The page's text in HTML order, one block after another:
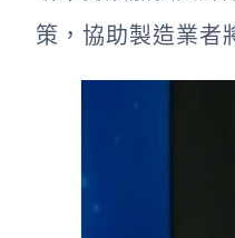
策，協助製造業者